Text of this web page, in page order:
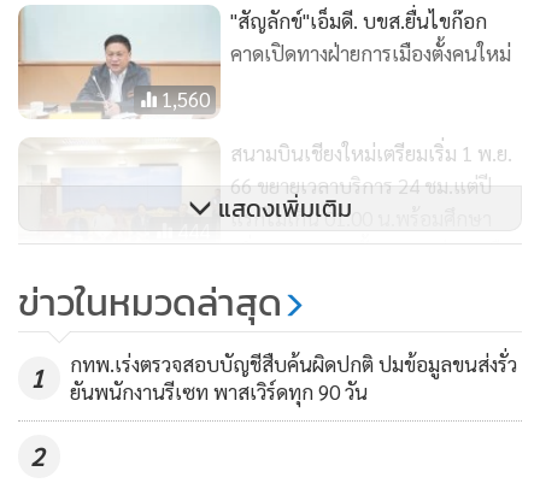
สามารถในการรองรับผู้โดยสารและเที่ยวบินอย่างต่อเนื่อง โดย
เฉพาะในพื้นที่ท่องเที่ยวสำคัญที่ท่าอากาศยานมีข้อจำกัดของ
การขยายตัว คือ การก่อสร้างท่าอากาศยานเชียงใหม่ แห่งที่ 2
หรือท่าอากาศยานล้านนา และท่าอากาศยานพังงา (ภูเก็ต แห่งที่
2) หรือท่าอากาศยานอันดามัน ซึ่งสอดคล้องกับแผนแม่บทการ
จัดตั้งท่าอากาศยานพาณิชย์ของประเทศที่ กพท.ได้จัดทำไว้ คาด
ว่าเมื่อก่อสร้างแล้วเสร็จจะสามารถรองรับผู้โดยสารได้เพิ่มขึ้น 50
จัดการท่าอากาศยานกระบี่ อุดรธานี และบุรีรัมย์ จากกรมท่า
อากาศยาน (ทย.) ให้ ทอท.ดำเนินการแทนเพื่อลดภาระของภาค
ปล่อยก๊าซเรือนกระจกและต้นทุนด้านพลังงาน โดยมอบหมายให้
1,560
"สัญลักข์"เอ็มดี. บขส.ยื่นไขก๊อก
คาดเปิดทางฝ่ายการเมืองตั้งคนใหม่
444
สนามบินเชียงใหม่เตรียมเริ่ม 1 พ.ย.
66 ขยายเวลาบริการ 24 ชม.แต่ปี
แรกไม่เกิน 01.00 น.พร้อมศึกษา
เพิ่มผลกระทบ-ตั้งกองทุนช่วยเหลือ
770
โฆษกรัฐบาลเผยจีนยังเชื่อมั่นท่อง
เที่ยวไทย หลังเหตุยิงพารากอนคง
ยอดจอง รร. 5.9 แสนคน ลดลงเพียง
ร้อยละ 9.2
แสดงเพิ่มเติม
ข่าวในหมวดล่าสุด
1
กทพ.เร่งตรวจสอบบัญชีสืบค้นผิดปกติ ปมข้อมูลขนส่งรั่ว
ยันพนักงานรีเซท พาสเวิร์ดทุก 90 วัน
2